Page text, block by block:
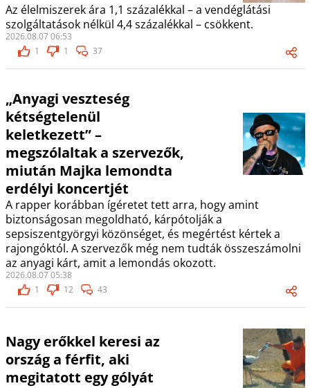
Az élelmiszerek ára 1,1 százalékkal – a vendéglátási
szolgáltatások nélkül 4,4 százalékkal – csökkent.
2026.08.07 06:53
1
1 37
„Anyagi veszteség
kétségtelenül
keletkezett” –
megszólaltak a szervezők,
miután Majka lemondta
erdélyi koncertjét
A rapper korábban ígéretet tett arra, hogy amint
biztonságosan megoldható, kárpótolják a
sepsiszentgyörgyi közönséget, és megértést kértek a
rajongóktól. A szervezők még nem tudták összeszámolni
az anyagi kárt, amit a lemondás okozott.
2026.08.07 05:38
1
12 43
Nagy erőkkel keresi az
ország a férfit, aki
megitatott egy gólyát